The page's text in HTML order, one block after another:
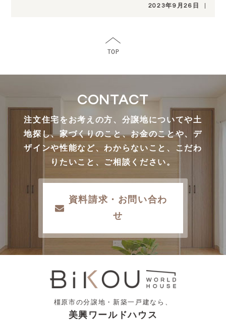
2023年9月26日
CONTACT
注文住宅をお考えの方、分譲地についてや土
地探し、家づくりのこと、お金のことや、デ
ザインや性能など、わからないこと、こだわ
りたいこと、ご相談ください。
資料請求・お問い合わ
せ
橿原市の分譲地・新築一戸建なら、
美興ワールドハウス